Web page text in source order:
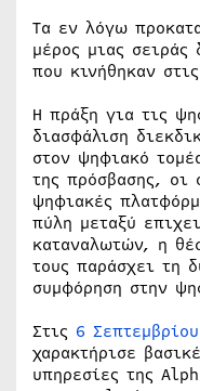
Τα εν λόγω
μέρος μιας σειράς
που κινήθηκαν στις
Η πράξη για τις
διασφάλιση
στον ψηφιακό
της πρόσβασης, οι
ψηφιακές
πύλη μεταξύ
καταναλωτών, η
τους παράσχει τη
συμφόρηση στην
Στις 6
χαρακτήρισε
υπηρεσίες της